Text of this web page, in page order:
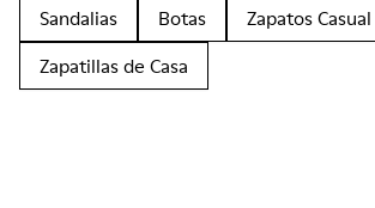
Sandalias
Botas Zapatos Casual
Zapatillas de Casa